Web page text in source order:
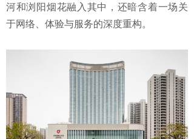
河和浏阳烟花融入其中，还暗含着一场关
于网络、体验与服务的深度重构。